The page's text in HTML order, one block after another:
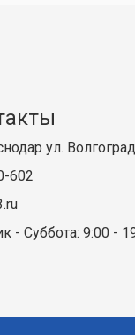
ул.
602
- Суббота: 9:00 -